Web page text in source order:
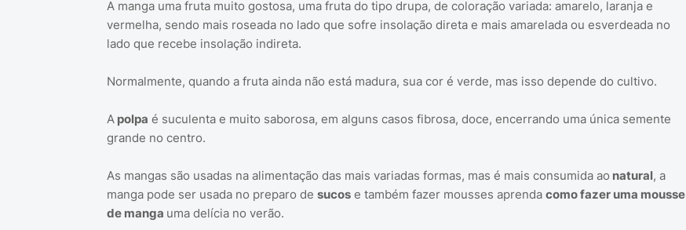
A manga uma fruta muito gostosa, uma fruta do tipo drupa, de coloração variada: amarelo, laranja e
vermelha, sendo mais roseada no lado que sofre insolação direta e mais amarelada ou esverdeada no
lado que recebe insolação indireta.
Normalmente, quando a fruta ainda não está madura, sua cor é verde, mas isso depende do cultivo.
Apolpa é suculenta e muito saborosa, em alguns casos fibrosa, doce, encerrando uma única semente
grande no centro.
As mangas são usadas na alimentação das mais variadas formas, mas é mais consumida ao natural, a
manga pode ser usada no preparo de sucose também fazer mousses aprenda como fazer uma mousse
de manga uma delícia no verão.